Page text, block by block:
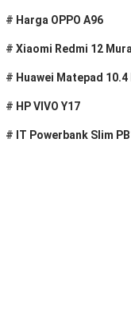
# Harga OPPO A96
# Xiaomi Redmi 12
# Huawei Matepad
# HP VIVO Y17
# IT Powerbank Slim